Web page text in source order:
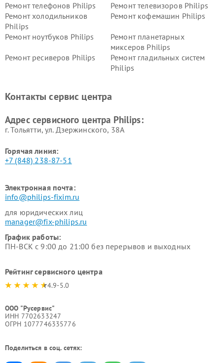
Ремонт телефонов Philips
Ремонт телевизоров Philips
Ремонт холодильников
Philips
Ремонт кофемашин Philips
Ремонт ноутбуков Philips
Ремонт планетарных
миксеров Philips
Ремонт ресиверов Philips
Ремонт гладильных систем
Philips
Ремонт стиральных машин
Ремонт увлажнителей
Контакты сервис центра
Адрес сервисного центра Philips:
г. Тольятти, ул. Дзержинского, 38А
Горячая линия:
+7 (848) 238-87-51
Электронная почта:
info@philips-fixim.ru
для юридических лиц
manager@fix-philips.ru
График работы:
ПН-ВСК с 9:00 до 21:00 без перерывов и выходных
Рейтинг сервисного центра
4.9-5.0
ООО "Русервис"
ИНН 7702633247
ОГРН 1077746335776
Поделиться в соц. сетях: